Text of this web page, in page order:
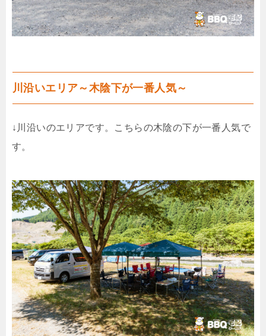
川沿いエリア～木陰下が一番人気～
↓川沿いのエリアです。こちらの木陰の下が一番人気で
す。